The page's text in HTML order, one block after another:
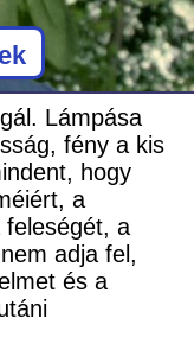
Lámpása
fény a kis
hogy
a
feleségét, a
adja fel,
és a